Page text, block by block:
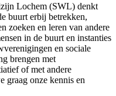
Lochem (SWL) denkt
buurt erbij betrekken,
zoeken en leren van andere
in de buurt en instanties
en sociale
brengen met
of met andere
graag onze kennis en